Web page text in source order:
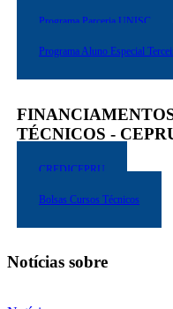
Programa Parceria UNISC
Programa Aluno Especial
TÉCNICOS -
CREDICEPRU
Bolsas Cursos Técnicos
Notícias sobre